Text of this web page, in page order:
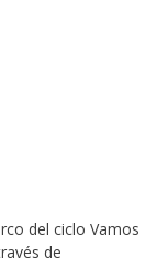
del ciclo Vamos
de